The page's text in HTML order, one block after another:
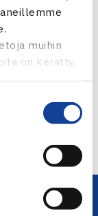
muihin
on kerätty,